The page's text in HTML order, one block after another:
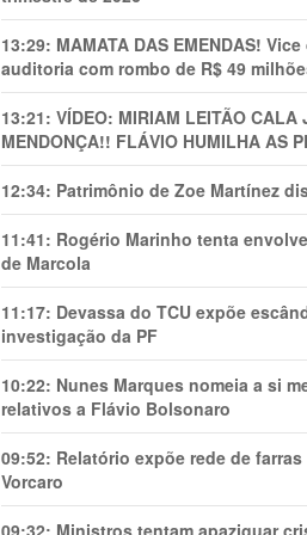
13:29: MAMATA DAS EMENDAS!
auditoria com rombo de R$ 49
13:21: VÍDEO: MIRIAM LEITÃO CALA
MENDONÇA!! FLÁVIO HUMILHA AS
12:34: Patrimônio de Zoe Martínez
11:41: Rogério Marinho tenta
de Marcola
11:17: Devassa do TCU expõe
investigação da PF
10:22: Nunes Marques nomeia a si
relativos a Flávio Bolsonaro
09:52: Relatório expõe rede de
Vorcaro
09:32: Ministros tentam apaziguar